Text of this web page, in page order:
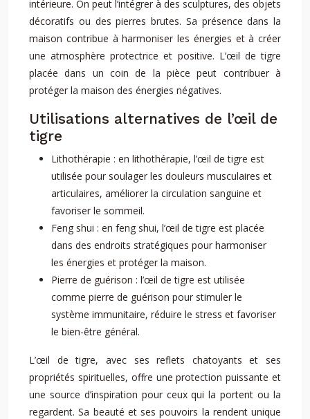
intérieure. On peut l’intégrer à des sculptures, des objets
décoratifs ou des pierres brutes. Sa présence dans la
maison contribue à harmoniser les énergies et à créer
une atmosphère protectrice et positive. L’œil de tigre
placée dans un coin de la pièce peut contribuer à
protéger la maison des énergies négatives.
Utilisations alternatives de l’œil de
tigre
Lithothérapie : en lithothérapie, l’œil de tigre est
utilisée pour soulager les douleurs musculaires et
articulaires, améliorer la circulation sanguine et
favoriser le sommeil.
Feng shui : en feng shui, l’œil de tigre est placée
dans des endroits stratégiques pour harmoniser
les énergies et protéger la maison.
Pierre de guérison : l’œil de tigre est utilisée
comme pierre de guérison pour stimuler le
système immunitaire, réduire le stress et favoriser
le bien-être général.
L’œil de tigre, avec ses reflets chatoyants et ses
propriétés spirituelles, offre une protection puissante et
une source d’inspiration pour ceux qui la portent ou la
regardent. Sa beauté et ses pouvoirs la rendent unique